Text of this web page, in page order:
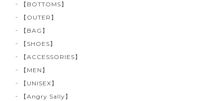
【BOTTOMS】
【OUTER】
【BAG】
【SHOES】
【ACCESSORIES】
【MEN】
【UNISEX】
【Angry Sally】